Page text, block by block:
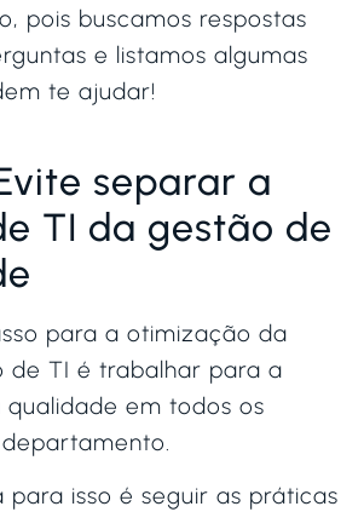
pois buscamos respostas
e listamos algumas
te ajudar!
separar a
TI da gestão de
para a otimização da
de TI é trabalhar para a
qualidade em todos os
para isso é seguir as práticas